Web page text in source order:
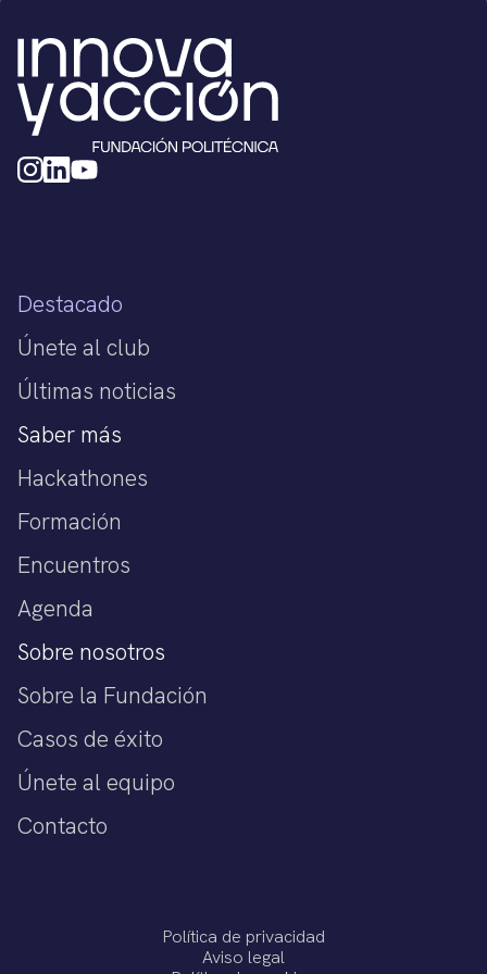
Destacado
Únete al club
Últimas noticias
Saber más
Hackathones
Formación
Encuentros
Agenda
Sobre nosotros
Sobre la Fundación
Casos de éxito
Únete al equipo
Contacto
Política de privacidad
Aviso legal